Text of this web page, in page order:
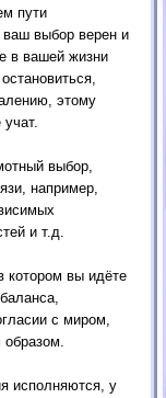
пути
выбор верен и
в вашей жизни
этому
выбор,
например,
и т.д.
котором вы идёте
с миром,
исполняются, у